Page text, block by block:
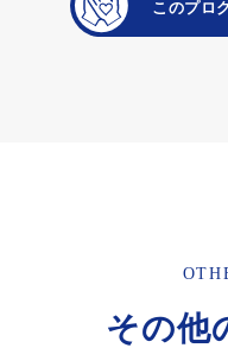
その他